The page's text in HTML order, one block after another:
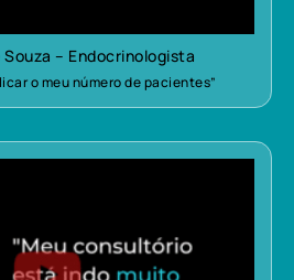
– Endocrinologista
o meu número de pacientes”